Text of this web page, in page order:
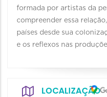
formada por artistas da
compreender essa
países desde sua
e os reflexos nas
LOCALIZAÇÃO